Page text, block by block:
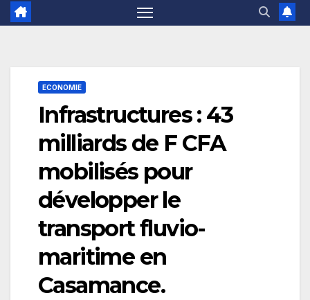
ECONOMIE
Infrastructures : 43
milliards de F CFA
mobilisés pour
développer le
transport fluvio-
maritime en
Casamance.